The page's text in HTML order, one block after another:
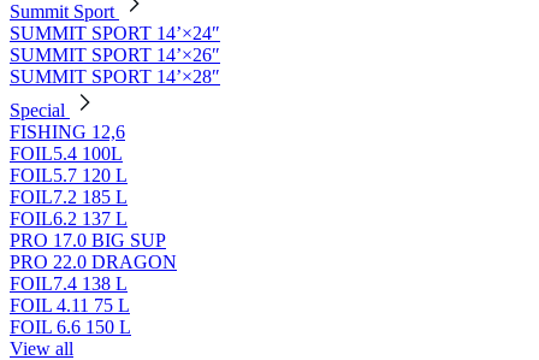
Summit Sport
SUMMIT SPORT 14’×24″
SUMMIT SPORT 14’×26″
SUMMIT SPORT 14’×28″
Special
FISHING 12,6
FOIL5.4 100L
FOIL5.7 120 L
FOIL7.2 185 L
FOIL6.2 137 L
PRO 17.0 BIG SUP
PRO 22.0 DRAGON
FOIL7.4 138 L
FOIL 4.11 75 L
FOIL 6.6 150 L
View all